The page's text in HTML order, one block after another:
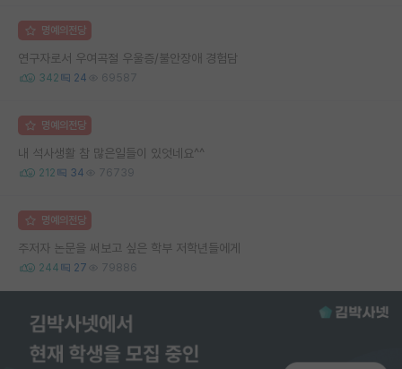
명예의전당
연구자로서 우여곡절 우울증/불안장애 경험담
342 24 69587
명예의전당
내 석사생활 참 많은일들이 있엇네요^^
212 34 76739
명예의전당
주저자 논문을 써보고 싶은 학부 저학년들에게
244 27 79886